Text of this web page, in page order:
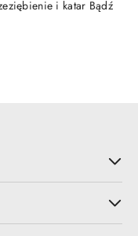
i katar Bądź